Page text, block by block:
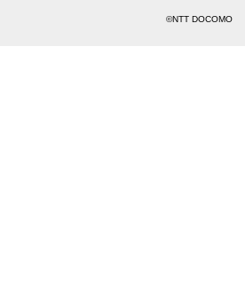
©NTT DOCOMO